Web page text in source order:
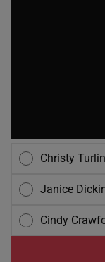
Christy
Janice
Cindy